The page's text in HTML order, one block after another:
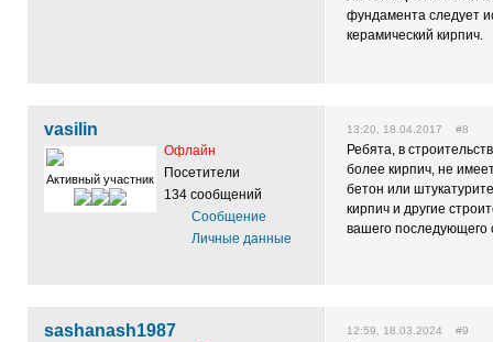
фундамента следует
керамический кирпич.
vasilin
Активный участник
Офлайн
Посетители
134 сообщений
Сообщение
Личные данные
13:20, 18.04.2017 #8
Ребята, в
более кирпич, не
бетон или
кирпич и другие
вашего последующего
sashanash1987 12:59, 18.03.2024 #9